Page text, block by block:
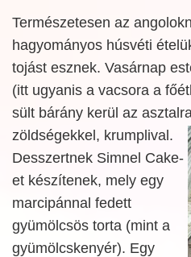
Természetesen az
hagyományos húsvéti
tojást esznek. Vasárnap
(itt ugyanis a vacsora a
sült bárány kerül az
zöldségekkel, krumplival.
Desszertnek Simnel Cake-
et készítenek, mely egy
marcipánnal fedett
gyümölcsös torta (mint a
gyümölcskenyér). Egy